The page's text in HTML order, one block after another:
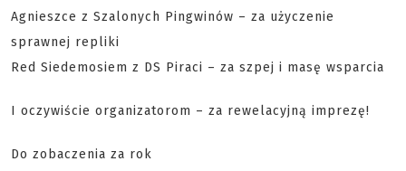
Agnieszce z Szalonych Pingwinów – za użyczenie
sprawnej repliki
Red Siedemosiem z DS Piraci – za szpej i masę wsparcia
I oczywiście organizatorom – za rewelacyjną imprezę!
Do zobaczenia za rok